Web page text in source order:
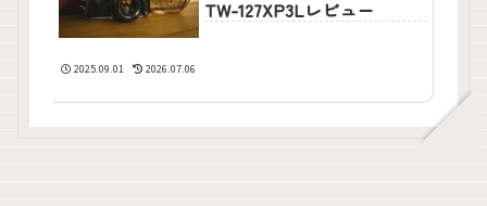
TW-127XP3Lレビュー
2025.09.01 2026.07.06